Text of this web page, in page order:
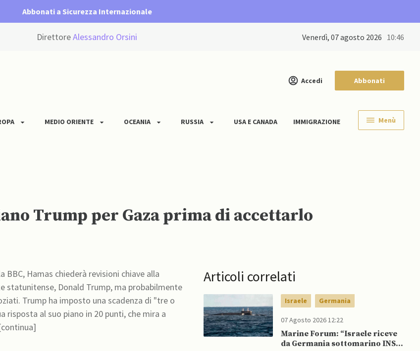
Abbonati a Sicurezza Internazionale
DirettoreAlessandro Orsini venerdì, 07 agosto 2026 10:46
Accedi Abbonati
MEDIO ORIENTE OCEANIA RUSSIA USA E CANADA IMMIGRAZIONE Menù
Trump per Gaza prima di accettarlo
Hamas chiederà revisioni chiave alla
statunitense, Donald Trump, ma probabilmente
Trump ha imposto una scadenza di "tre o
al suo piano in 20 punti, che mira a
Articoli correlati
Israele Germania
07 Agosto 2026 12:22
Marine Forum: “Israele riceve
da Germania sottomarino INS